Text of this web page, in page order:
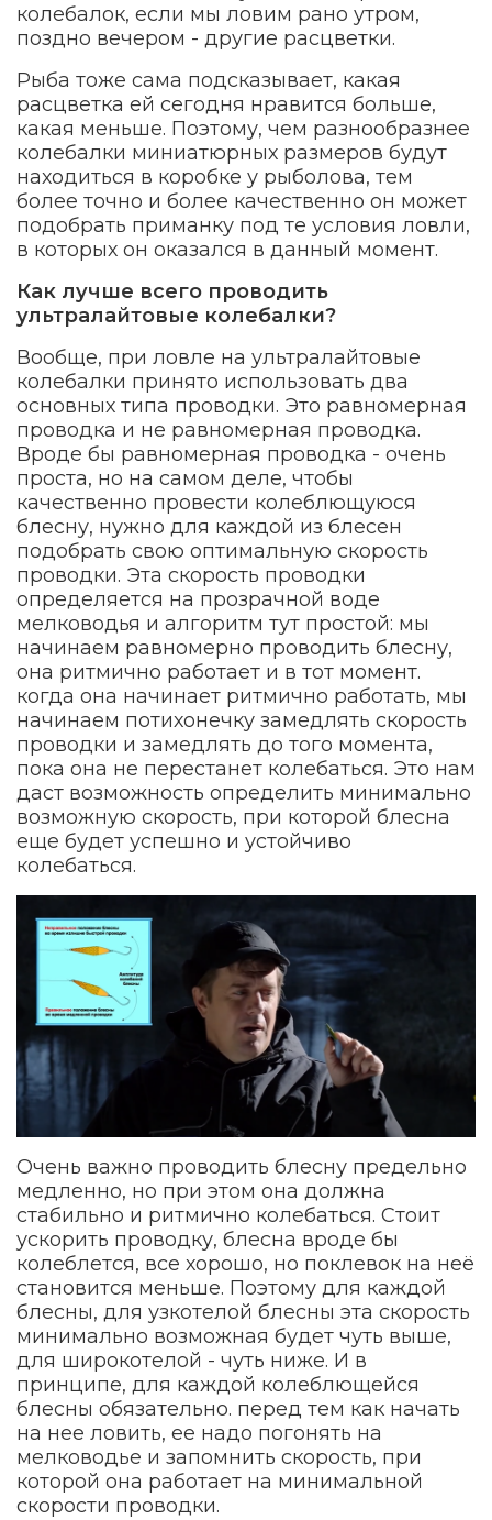
колебалок, если мы ловим рано утром,
поздно вечером - другие расцветки.
Рыба тоже сама подсказывает, какая
расцветка ей сегодня нравится больше,
какая меньше. Поэтому, чем разнообразнее
колебалки миниатюрных размеров будут
находиться в коробке у рыболова, тем
более точно и более качественно он может
подобрать приманку под те условия ловли,
в которых он оказался в данный момент.
Как лучше всего проводить
ультралайтовые колебалки?
Вообще, при ловле на ультралайтовые
колебалки принято использовать два
основных типа проводки. Это равномерная
проводка и не равномерная проводка.
Вроде бы равномерная проводка - очень
проста, но на самом деле, чтобы
качественно провести колеблющуюся
блесну, нужно для каждой из блесен
подобрать свою оптимальную скорость
проводки. Эта скорость проводки
определяется на прозрачной воде
мелководья и алгоритм тут простой: мы
начинаем равномерно проводить блесну,
она ритмично работает и в тот момент.
когда она начинает ритмично работать, мы
начинаем потихонечку замедлять скорость
проводки и замедлять до того момента,
пока она не перестанет колебаться. Это нам
даст возможность определить минимально
возможную скорость, при которой блесна
еще будет успешно и устойчиво
колебаться.
Очень важно проводить блесну предельно
медленно, но при этом она должна
стабильно и ритмично колебаться. Стоит
ускорить проводку, блесна вроде бы
колеблется, все хорошо, но поклевок на неё
становится меньше. Поэтому для каждой
блесны, для узкотелой блесны эта скорость
минимально возможная будет чуть выше,
для широкотелой - чуть ниже. И в
принципе, для каждой колеблющейся
блесны обязательно. перед тем как начать
на нее ловить, ее надо погонять на
мелководье и запомнить скорость, при
которой она работает на минимальной
скорости проводки.